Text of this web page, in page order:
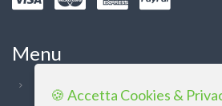
Menu
🍪 Accetta Cookies &